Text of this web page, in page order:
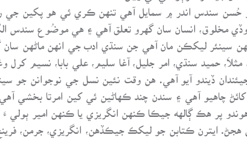
حُسن سندس اندر ۾ سمايل آهي تنهن ڪري ئي هو پکين جي
مخلوق، انسان سان گهرو تعلق آهي ۽ هي موضُوع سندس
سينئر ليکڪن مان آهي جن سنڌي ادب جي انهن ماڻهن
مثلاَ، حميد سنڌي، امر جليل، آغا سليم، علي بابا،
ڏيندو آيو آهي. هن وقت نئين نسل جي نوجوانن جو
کائڻ چاهيو آهي ۽ سندن چند ڪهاڻين ئي کين امرتا بخشي
هوندو پر هڪ ڳالهه جيڪا ڪنهن انگريزي يا ڪنهن امير
هجڻ. ايترن ڪتابن جو ليکڪ جيڪڏهن، انگريزي، جرمن،